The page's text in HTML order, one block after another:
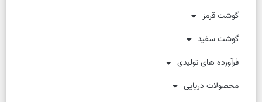
گوشت قرمز
گوشت سفید
فرآورده های تولیدی
محصولات دریایی